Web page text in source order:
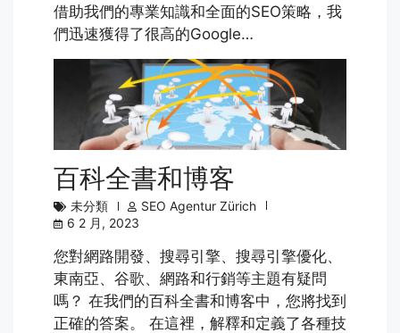
借助我們的專業知識和全面的SEO策略，我
們迅速獲得了很高的Google…
百科全書和博客
未分類
SEO Agentur Zürich
6 2 月, 2023
您對網路開發、搜尋引擎、搜尋引擎優化、
東南亞、谷歌、網路和行銷等主題有疑問
嗎？ 在我們的百科全書和博客中，您將找到
正確的答案。 在這裡，解釋和定義了各種技